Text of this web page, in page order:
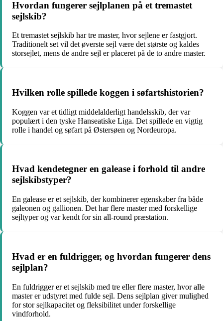
Hvordan fungerer sejlplanen på et tremastet
sejlskib?
Et tremastet sejlskib har tre master, hvor sejlene er fastgjort.
Traditionelt set vil det øverste sejl være det største og kaldes
storsejlet, mens de andre sejl er placeret på de to andre master.
Hvilken rolle spillede koggen i søfartshistorien?
Koggen var et tidligt middelalderligt handelsskib, der var
populært i den tyske Hanseatiske Liga. Det spillede en vigtig
rolle i handel og søfart på Østersøen og Nordeuropa.
Hvad kendetegner en galease i forhold til andre
sejlskibstyper?
En galease er et sejlskib, der kombinerer egenskaber fra både
galeonen og gallionen. Det har flere master med forskellige
sejltyper og var kendt for sin all-round præstation.
Hvad er en fuldrigger, og hvordan fungerer dens
sejlplan?
En fuldrigger er et sejlskib med tre eller flere master, hvor alle
master er udstyret med fulde sejl. Dens sejlplan giver mulighed
for stor sejlkapacitet og fleksibilitet under forskellige
vindforhold.